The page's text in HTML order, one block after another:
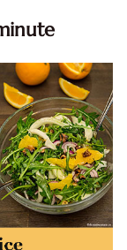
mancare. Idei